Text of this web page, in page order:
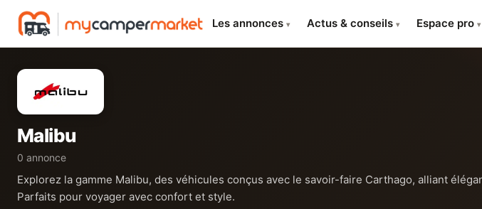
Les annonces ▾ Actus & conseils ▾ Espace pro ▾
Malibu
0 annonce
Explorez la gamme Malibu, des véhicules conçus avec le savoir-faire Carthago, alliant
Parfaits pour voyager avec confort et style.